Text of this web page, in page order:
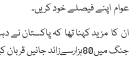
عوام اپنے فیصلے خود کریں۔
ان کا مزید کہنا تھا کہ پاکستان
جنگ میں80ہزارسےزائد جانیں